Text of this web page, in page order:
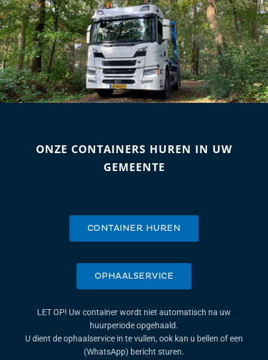
ONZE CONTAINERS HUREN IN UW
GEMEENTE
CONTAINER HUREN
OPHAALSERVICE
LET OP! Uw container wordt niet automatisch na uw
huurperiode opgehaald.
U dient de ophaalservice in te vullen, ook kan u bellen of een
(WhatsApp) bericht sturen.